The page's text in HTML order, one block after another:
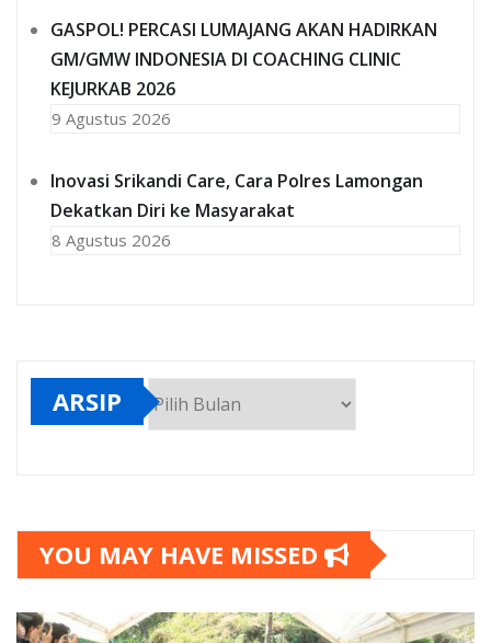
GASPOL! PERCASI LUMAJANG AKAN HADIRKAN
GM/GMW INDONESIA DI COACHING CLINIC
KEJURKAB 2026
9 Agustus 2026
Inovasi Srikandi Care, Cara Polres Lamongan
Dekatkan Diri ke Masyarakat
8 Agustus 2026
ARSIP
YOU MAY HAVE MISSED